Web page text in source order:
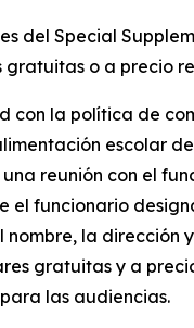
del Special
gratuitas o a precio
con la política de
escolar
reunión con el
el funcionario
nombre, la dirección
gratuitas y a
las audiencias.